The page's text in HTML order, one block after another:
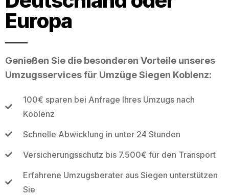
Europa
Genießen Sie die besonderen Vorteile unseres
Umzugsservices für Umzüge Siegen Koblenz:
100€ sparen bei Anfrage Ihres Umzugs nach
Koblenz
Schnelle Abwicklung in unter 24 Stunden
Versicherungsschutz bis 7.500€ für den Transport
Erfahrene Umzugsberater aus Siegen unterstützen
Sie